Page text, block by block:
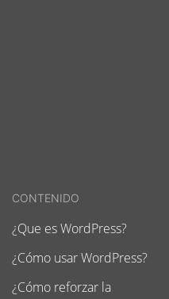
CONTENIDO
¿Que es WordPress?
¿Cómo usar WordPress?
¿Cómo reforzar la